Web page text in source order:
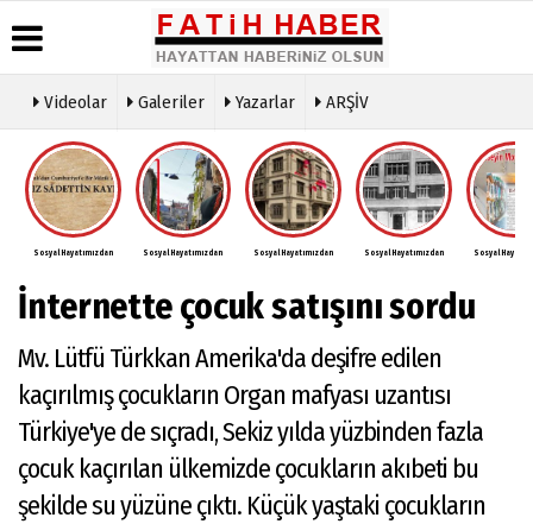
Haber
Arşivi
Günün
Haberleri
Biyografiler
Köşe
Yazarları
Video
Galeri
Foto
Künye
İletişim
Çerez
Politikası
İlkeleri
Videolar Galeriler Yazarlar ARŞİV
Sosyal Hayatımızdan Sosyal Hayatımızdan Sosyal Hayatımızdan Sosyal Hayatımızdan Sosyal
İnternette çocuk satışını sordu
Mv. Lütfü Türkkan Amerika'da deşifre edilen
kaçırılmış çocukların Organ mafyası uzantısı
Türkiye'ye de sıçradı, Sekiz yılda yüzbinden fazla
çocuk kaçırılan ülkemizde çocukların akıbeti bu
şekilde su yüzüne çıktı. Küçük yaştaki çocukların